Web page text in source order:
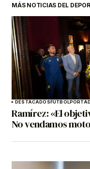
MÁS NOTICIAS DEL
DESTACADOSFÚTBOL
Ramírez: «El
No vendamos